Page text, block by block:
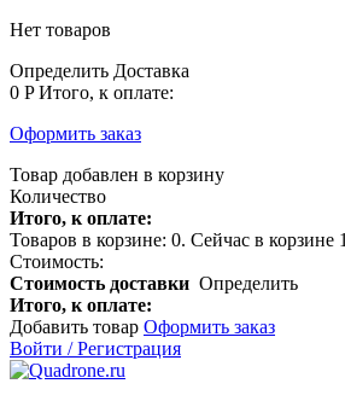
Нет товаров
Определить Доставка
0 P Итого, к оплате:
Оформить заказ
Товар добавлен в корзину
Количество
Итого, к оплате:
Товаров в корзине: 0. Сейчас в корзине
Стоимость:
Стоимость доставки Определить
Итого, к оплате:
Добавить товар Оформить заказ
Войти / Регистрация